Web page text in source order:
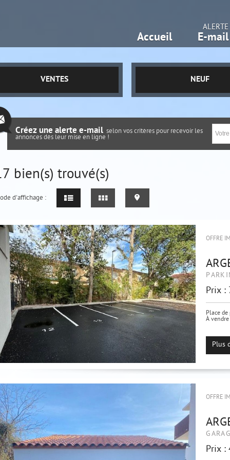
Accueil
ALERTE
E-mail
VENTES NEUF
Créez une alerte e-mail selon vos critères pour recevoir les
annonces dès leur mise en ligne !
bien(s) trouvé(s)
d'affichage :
OFFRE
Prix :
Place
À
Plus
OFFRE
Prix :